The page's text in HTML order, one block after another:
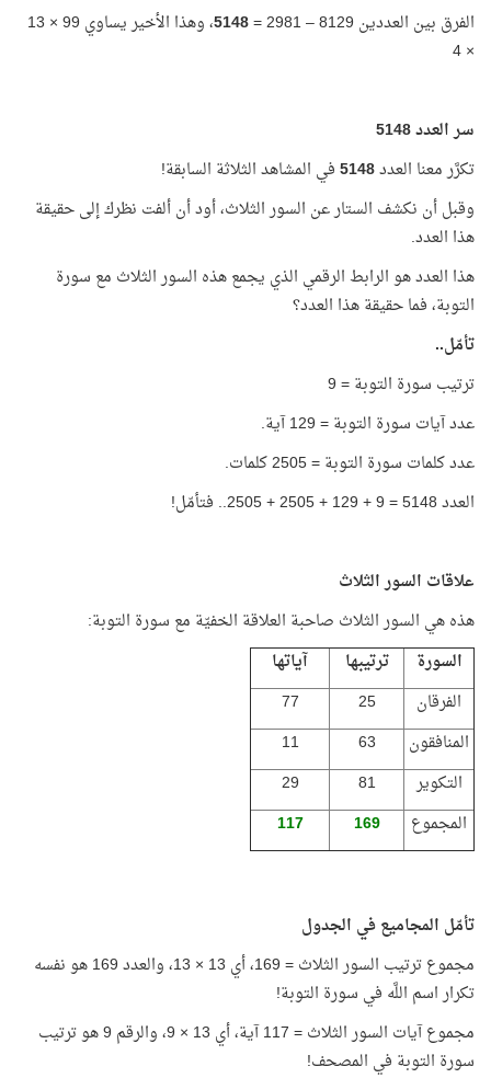
الفرق بين العددين 8129 – 2981 =
5148
، وهذا الأخير يساوي 99 × 13
× 4
سر العدد 5148
تكرَّر معنا العدد5148في المشاهد الثلاثة السابقة!
وقبل أن نكشف الستار عن السور الثلاث، أود أن ألفت نظرك إلى حقيقة
هذا العدد.
هذا العدد هو الرابط الرقمي الذي يجمع هذه السور الثلاث مع سورة
التوبة، فما حقيقة هذا العدد؟
تأمّل..
ترتيب سورة التوبة = 9
عدد آيات سورة التوبة = 129 آية.
عدد كلمات سورة التوبة = 2505 كلمات.
العدد 5148 = 9 + 129 + 2505 + 2505.. فتأمّل!
علاقات السور الثلاث
هذه هي السور الثلاث صاحبة العلاقة الخفيّة مع سورة التوبة:
السورة
ترتيبها
آياتها
الفرقان
25
77
المنافقون
63
11
التكوير
81
29
المجموع
169
117
تأمّل المجاميع في الجدول
مجموع ترتيب السور الثلاث = 169، أي 13 × 13، والعدد 169 هو نفسه
تكرار اسم اللَّه في سورة التوبة!
مجموع آيات السور الثلاث = 117 آية، أي 13 × 9، والرقم 9 هو ترتيب
سورة التوبة في المصحف!